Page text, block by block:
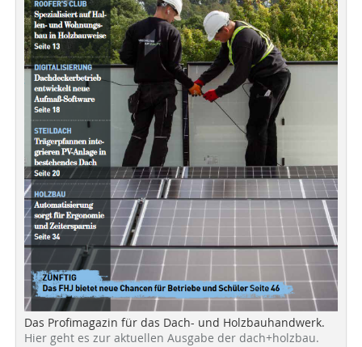
Das Profimagazin für das Dach- und Holzbauhandwerk.
Hier geht es zur aktuellen Ausgabe der dach+holzbau.